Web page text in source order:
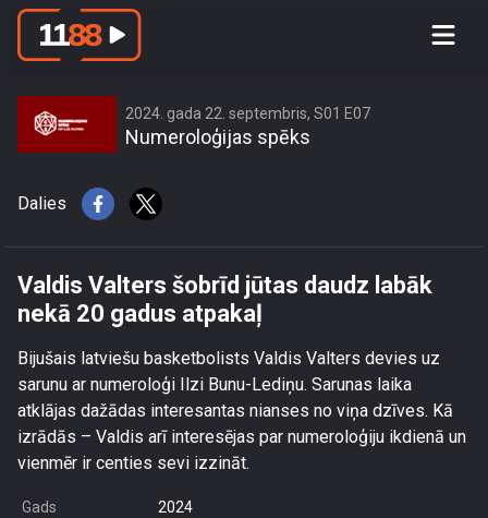
Valdis Valters šobrīd jūtas daudz labāk
2024. gada 22. septembris, S01 E07
Numeroloģijas spēks
Dalies
Valdis Valters šobrīd jūtas daudz labāk
nekā 20 gadus atpakaļ
Bijušais latviešu basketbolists Valdis Valters devies uz
sarunu ar numeroloģi Ilzi Bunu-Lediņu. Sarunas laika
atklājas dažādas interesantas nianses no viņa dzīves. Kā
izrādās – Valdis arī interesējas par numeroloģiju ikdienā un
vienmēr ir centies sevi izzināt.
Gads 2024